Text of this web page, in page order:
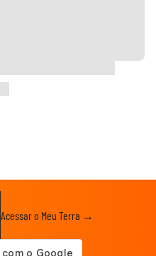
Acessar o Meu Terra →